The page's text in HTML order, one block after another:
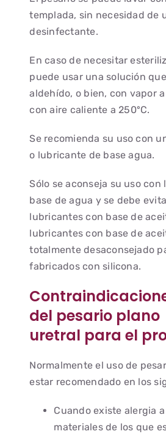
templada, sin necesidad de
desinfectante.
En caso de necesitar
puede usar una solución
aldehído, o bien, con vapor
con aire caliente a 250ºC.
Se recomienda su uso con
o lubricante de base agua.
Sólo se aconseja su uso
base de agua y se debe
lubricantes con base de
lubricantes con base de
totalmente desaconsejado
fabricados con silicona.
del pesario plano
uretral para el
Normalmente el uso de
estar recomendado en los
Cuando existe alergia
materiales de los que